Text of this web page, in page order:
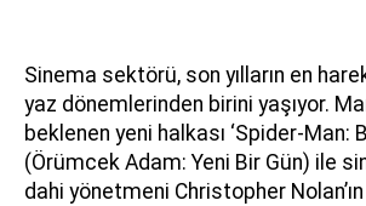
Sinema sektörü, son yılların en
yaz dönemlerinden birini yaşıyor.
beklenen yeni halkası ‘Spider-Man:
(Örümcek Adam: Yeni Bir Gün) ile
dahi yönetmeni Christopher